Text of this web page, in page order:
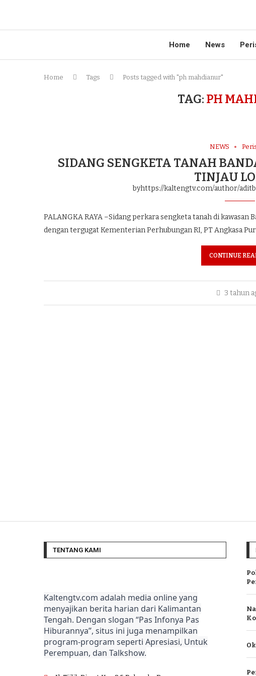
Home News
Home Tags Posts tagged with "ph mahdianur"
TAG: PH
NEWS
SIDANG SENGKETA TANAH
TINJAU
byhttps://kaltengtv.com/author/
PALANGKA RAYA –Sidang perkara sengketa tanah di kawasan
dengan tergugat Kementerian Perhubungan RI, PT Angkasa
CONTINUE
3 tahun
TENTANG KAMI
Kaltengtv.com adalah media online yang
menyajikan berita harian dari Kalimantan
Tengah. Dengan slogan “Pas Infonya Pas
Hiburannya”, situs ini juga menampilkan
program-program seperti Apresiasi, Untuk
Perempuan, dan Talkshow.